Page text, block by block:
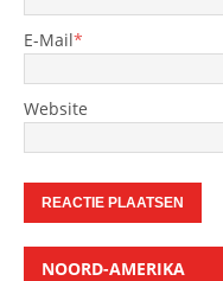
E-Mail*
Website
NOORD-AMERIKA